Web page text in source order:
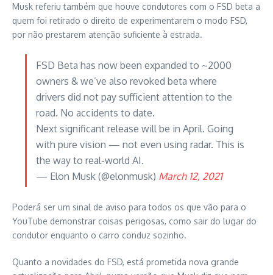
Musk referiu também que houve condutores com o FSD beta a
quem foi retirado o direito de experimentarem o modo FSD,
por não prestarem atenção suficiente à estrada.
FSD Beta has now been expanded to ~2000
owners & we’ve also revoked beta where
drivers did not pay sufficient attention to the
road. No accidents to date.
Next significant release will be in April. Going
with pure vision — not even using radar. This is
the way to real-world AI.
— Elon Musk (@elonmusk) March 12, 2021
Poderá ser um sinal de aviso para todos os que vão para o
YouTube demonstrar coisas perigosas, como sair do lugar do
condutor enquanto o carro conduz sozinho.
Quanto a novidades do FSD, está prometida nova grande